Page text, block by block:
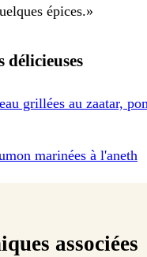
épices.»
délicieuses
grillées au zaatar,
marinées à l'aneth
associées